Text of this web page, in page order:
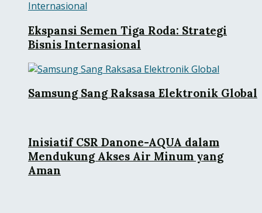
Ekspansi Semen Tiga Roda: Strategi
Bisnis Internasional
Samsung Sang Raksasa Elektronik Global
Inisiatif CSR Danone-AQUA dalam
Mendukung Akses Air Minum yang
Aman